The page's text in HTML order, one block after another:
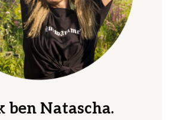
ben Natascha.